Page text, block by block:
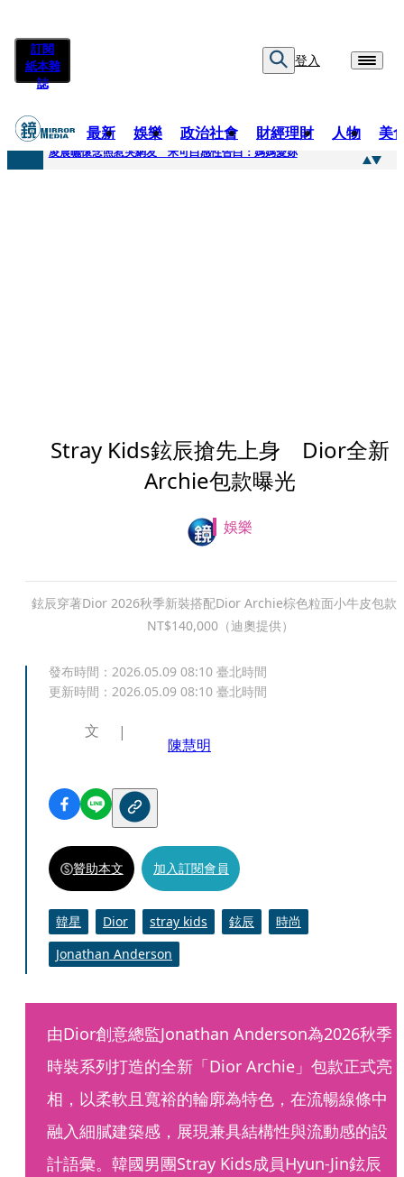
訂閱
紙本雜
誌
登入
最新 娛樂 政治社會 財經理財 人物 美
快訊
凌晨曬懷念照惹哭網友 米可白感性告白：媽媽愛妳
Stray Kids鉉辰搶先上身 Dior全新
Archie包款曝光
娛樂
鉉辰穿著Dior 2026秋季新裝搭配Dior Archie棕色粒面小牛皮包款
NT$140,000（迪奧提供）
發布時間： 2026.05.09 08:10 臺北時間
更新時間： 2026.05.09 08:10 臺北時間
文
陳慧明
贊助本文 加入訂閱會員
韓星 Dior stray kids 鉉辰
時尚
Jonathan Anderson
由Dior創意總監Jonathan Anderson為2026秋季
時裝系列打造的全新「Dior Archie」包款正式亮
相，以柔軟且寬裕的輪廓為特色，在流暢線條中
融入細膩建築感，展現兼具結構性與流動感的設
計語彙。韓國男團Stray Kids成員Hyun-Jin鉉辰